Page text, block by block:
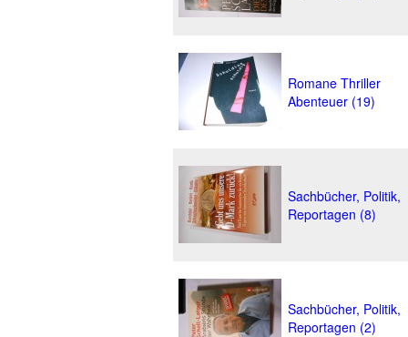
Romane Thriller
Abenteuer (19)
Sachbücher, Politik,
Reportagen (8)
Sachbücher, Politik,
Reportagen (2)